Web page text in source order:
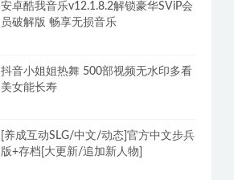
安卓酷我音乐v12.1.8.2解锁豪华SViP会
员破解版 畅享无损音乐
抖音小姐姐热舞 500部视频无水印多看
美女能长寿
[养成互动SLG/中文/动态]官方中文步兵
版+存档[大更新/追加新人物]